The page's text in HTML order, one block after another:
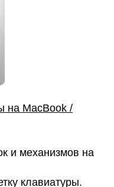
на MacBook /
и механизмов на
клавиатуры.